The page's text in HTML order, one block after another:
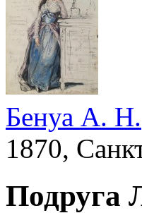
Бенуа А. Н.
1870,
Подруга